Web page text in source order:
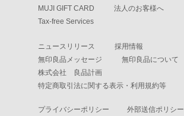
MUJI GIFT CARD
法人のお客様へ
Tax-free Services
ニュースリリース
採用情報
無印良品メッセージ
無印良品について
株式会社 良品計画
特定商取引法に関する表示・利用規約等
プライバシーポリシー 外部送信ポリシー